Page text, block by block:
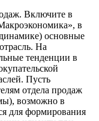
Включите в
в
основные
На
тенденции в
Пусть
отдела продаж
возможно в
для формирования